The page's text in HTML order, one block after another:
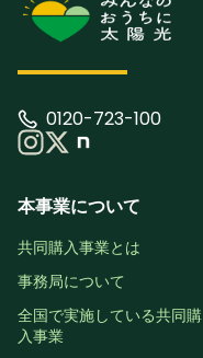
0120-723-100
本事業について
共同購入事業とは
事務局について
全国で実施している共同購
入事業